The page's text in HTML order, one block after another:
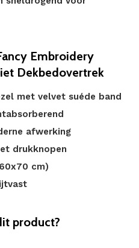
Embroidery
Dekbedovertrek
met velvet suéde band
afwerking
drukknopen
cm)
product?